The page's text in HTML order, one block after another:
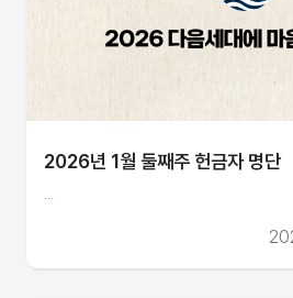
2026년 1월 둘째주 헌금자 명단